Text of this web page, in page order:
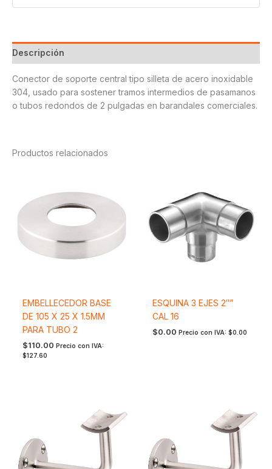
Descripción
Conector de soporte central tipo silleta de acero inoxidable
304, usado para sostener tramos intermedios de pasamanos
o tubos redondos de 2 pulgadas en barandales comerciales.
Productos relacionados
EMBELLECEDOR BASE
DE 105 X 25 X 1.5MM
PARA TUBO 2
$110.00 Precio con IVA:
$127.60
ESQUINA 3 EJES 2″”
CAL 16
$0.00 Precio con IVA: $0.00